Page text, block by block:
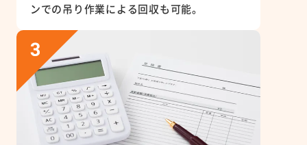
ンでの吊り作業による回収も可能。